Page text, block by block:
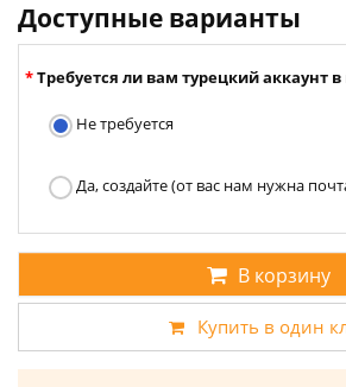
Доступные варианты
Требуется ли вам турецкий аккаунт в
Не требуется
Да, создайте (от вас нам нужна
В корзину
Купить в один